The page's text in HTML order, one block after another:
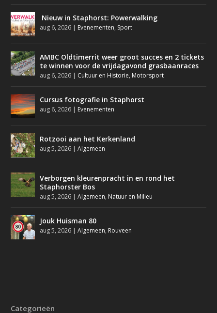
Nieuw in Staphorst: Powerwalking
aug 6, 2026 | Evenementen, Sport
AMBC Oldtimerrit weer groot succes en 2 tickets
te winnen voor de vrijdagavond grasbaanraces
aug 6, 2026 | Cultuur en Historie, Motorsport
Cursus fotografie in Staphorst
aug 6, 2026 | Evenementen
Rotzooi aan het Kerkenland
aug 5, 2026 |Algemeen
Verborgen kleurenpracht in en rond het
Staphorster Bos
aug 5, 2026 |Algemeen, Natuur en Milieu
Jouk Huisman 80
aug 5, 2026 |Algemeen, Rouveen
Categorieën